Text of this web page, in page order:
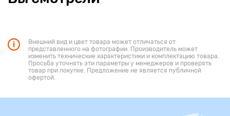
Внешний вид и цвет товара может отличаться от
представленного на фотографии. Производитель может
изменить технические характеристики и комплектацию товара.
Просьба уточнять эти параметры у менеджеров и проверять
товар при покупке. Предложение не является публичной
офертой.